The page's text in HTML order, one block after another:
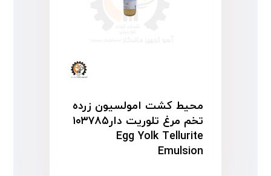
محیط کشت امولسیون زرده
تخم مرغ تلوریت دار۱۰۳۷۸۵
Egg Yolk Tellurite
Emulsion